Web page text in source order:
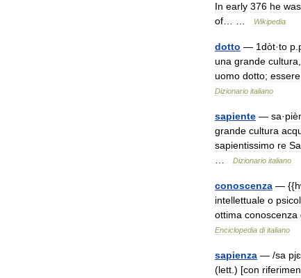
In early 376 he was
of… … Wikipedia
dotto — 1dòt·to p.
una grande cultura,
uomo dotto; essere
Dizionario italiano
sapiente — sa·
grande cultura
sapientissimo re
…
Dizionario italiano
conoscenza — {{
intellettuale o
ottima conoscenza
Enciclopedia di italiano
sapienza — /sa
(lett.) [con